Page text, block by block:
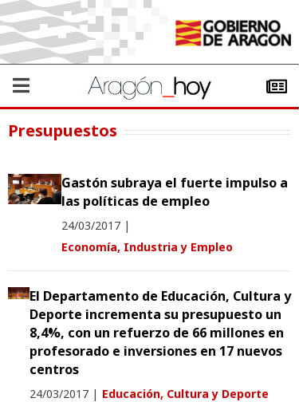
Presupuestos
Gastón subraya el fuerte impulso a
las políticas de empleo
24/03/2017 |
Economía, Industria y Empleo
El Departamento de Educación, Cultura y
Deporte incrementa su presupuesto un
8,4%, con un refuerzo de 66 millones en
profesorado e inversiones en 17 nuevos
centros
24/03/2017 | Educación, Cultura y Deporte